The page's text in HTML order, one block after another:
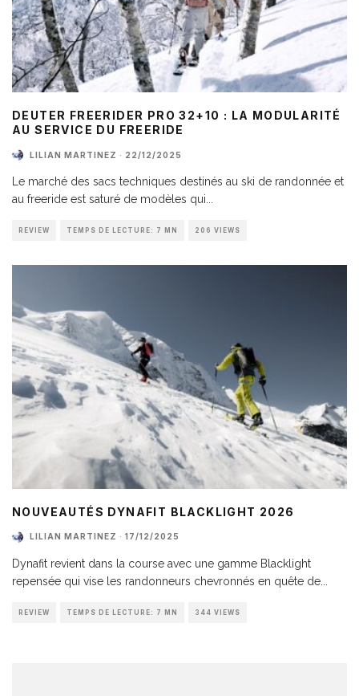
DEUTER FREERIDER PRO 32+10 : LA MODULARITÉ
AU SERVICE DU FREERIDE
LILIAN MARTINEZ · 22/12/2025
Le marché des sacs techniques destinés au ski de randonnée et
au freeride est saturé de modèles qui
REVIEW TEMPS DE LECTURE: 7 MN 206 VIEWS
NOUVEAUTÉS DYNAFIT BLACKLIGHT 2026
LILIAN MARTINEZ · 17/12/2025
Dynafit revient dans la course avec une gamme Blacklight
repensée qui vise les randonneurs chevronnés en quête de
REVIEW TEMPS DE LECTURE: 7 MN 344 VIEWS